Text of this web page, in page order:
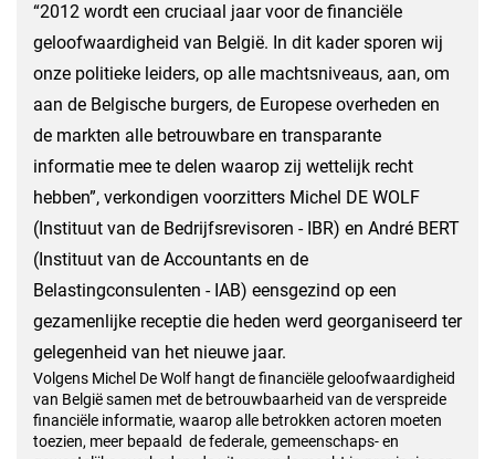
“2012 wordt een cruciaal jaar voor de financiële
geloofwaardigheid van België. In dit kader sporen wij
onze politieke leiders, op alle machtsniveaus, aan, om
aan de Belgische burgers, de Europese overheden en
de markten alle betrouwbare en transparante
informatie mee te delen waarop zij wettelijk recht
hebben”, verkondigen voorzitters Michel DE WOLF
(Instituut van de Bedrijfsrevisoren - IBR) en André BERT
(Instituut van de Accountants en de
Belastingconsulenten - IAB) eensgezind op een
gezamenlijke receptie die heden werd georganiseerd ter
gelegenheid van het nieuwe jaar.
Volgens Michel De Wolf hangt de financiële geloofwaardigheid
van België samen met de betrouwbaarheid van de verspreide
financiële informatie, waarop alle betrokken actoren moeten
toezien, meer bepaald de federale, gemeenschaps- en